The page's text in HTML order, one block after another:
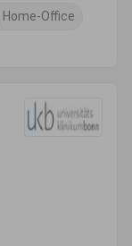
Home-Office